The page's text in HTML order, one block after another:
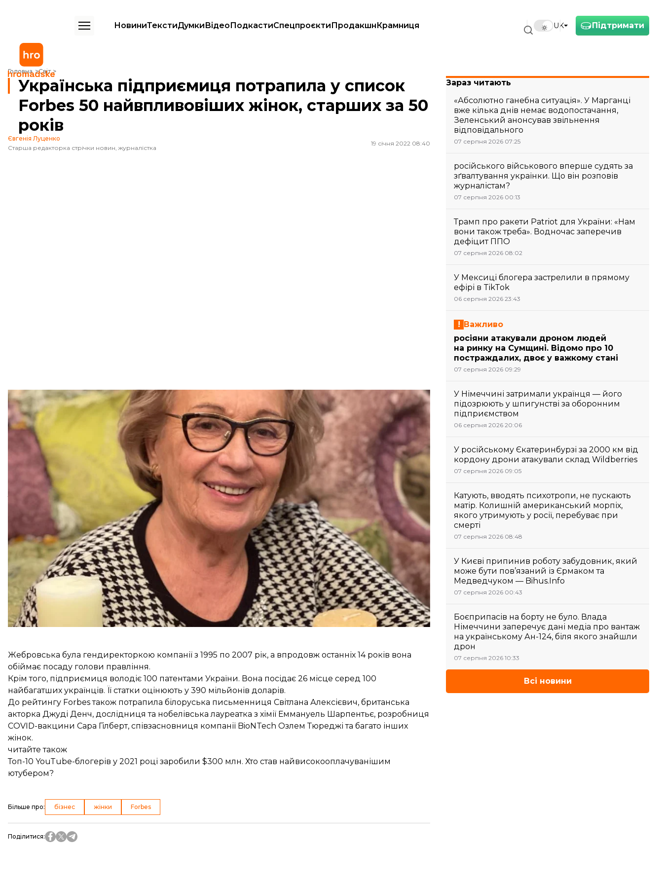
Підтримати
UK
НовиниТекстиДумкиВідеоПодкастиСпецпроєктиПродакшнКрамниця
Головна Світ
Українська підприємиця потрапила у список Forbes 50 найвпливовіших жінок, старших за 50 років
Українська підприємиця потрапила у список
Forbes 50 найвпливовіших жінок, старших за 50
років
Євгенія Луценко
Старша редакторка стрічки новин, журналістка
19 січня 2022 08:40
Українська підприємиця Філя Жебровська
Facebook / Filya Zhebrovska
Українська підприємиця Філя Жебровська, яка є головою наглядової ради «Фармак», потрапила до
переліку 50 найвпливовіших жінок, старших за 50 років, за версією Forbes.
Про цейдеться
на сайті видання.
До переліку потрапили підприємиці, політикині, вчені та письменниці з Європи, Близького Сходу й
Африки.
Forbes називає Філю Жебровську однією з найбагатших та найуспішніших бізнеследі України.
«Вона
допомогла виростити фармацевтичну компанію "Фармак" до одного з найбільших експортерів
фармацевтичних препаратів в Україні»,
— йдеться в описі профайлу українки.
Жебровська була гендиректоркою компанії з 1995 по 2007 рік, а впродовж останніх 14 років вона
обіймає посаду голови правління.
Крім того, підприємиця володіє 100 патентами України. Вона посідає 26 місце серед 100
найбагатших українців. Її статки оцінюють у 390 мільйонів доларів.
До рейтингу Forbes також потрапила білоруська письменниця Світлана Алексієвич, британська
акторка Джуді Денч, дослідниця та нобелівська лауреатка з хімії Еммануель Шарпентьє, розробниця
COVID-вакцини Сара Гілберт, співзасновниця компанії BioNTech Озлем Тюреджі та багато інших
жінок.
читайте також
Топ-10 YouTube-блогерів у 2021 році заробили $300 млн. Хто став найвисокооплачуванішим
ютубером?
Більше про: бізнес жінки Forbes
Поділитися:
Зараз читають
«Абсолютно ганебна ситуація». У Марганці
вже кілька днів немає водопостачання,
Зеленський анонсував звільнення
відповідального
07 серпня 2026 07:25
російського військового вперше судять за
зґвалтування українки. Що він розповів
журналістам?
07 серпня 2026 00:13
Трамп про ракети Patriot для України: «Нам
вони також треба». Водночас заперечив
дефіцит ППО
07 серпня 2026 08:02
У Мексиці блогера застрелили в прямому
ефірі в TikTok
06 серпня 2026 23:43
Важливо
росіяни атакували дроном людей
на ринку на Сумщині. Відомо про 10
постраждалих, двоє у важкому стані
07 серпня 2026 09:29
У Німеччині затримали українця — його
підозрюють у шпигунстві за оборонним
підприємством
06 серпня 2026 20:06
У російському Єкатеринбурзі за 2000 км від
кордону дрони атакували склад Wildberries
07 серпня 2026 09:05
Катують, вводять психотропи, не пускають
матір. Колишній американський морпіх,
якого утримують у росії, перебуває при
смерті
07 серпня 2026 08:48
У Києві припинив роботу забудовник, який
може бути пов’язаний із Єрмаком та
Медведчуком — Bihus.Info
07 серпня 2026 00:43
Боєприпасів на борту не було. Влада
Німеччини заперечує дані медіа про вантаж
на українському Ан-124, біля якого знайшли
дрон
07 серпня 2026 10:33
Всі новини